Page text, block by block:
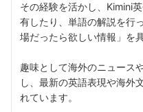
その経験を活かし、Kimini
有したり、単語の解説を行
場だったら欲しい情報」を
趣味として海外のニュース
し、最新の英語表現や海外
れています。